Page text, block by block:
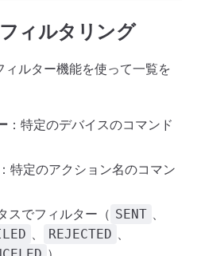
ィルタリング
ルター機能を使って一覧を
：特定のデバイスのコマンド
：特定のアクション名のコマン
スでフィルター（ SENT 、
、 REJECTED 、